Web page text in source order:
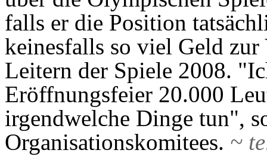
falls er die Position
keinesfalls so viel Geld
Leitern der Spiele 2008.
Eröffnungsfeier 20.000
irgendwelche Dinge tun",
Organisationskomitees. ~